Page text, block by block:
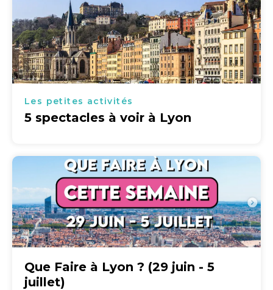
Les petites activités
5 spectacles à voir à Lyon
Que Faire à Lyon ? (29 juin - 5
juillet)